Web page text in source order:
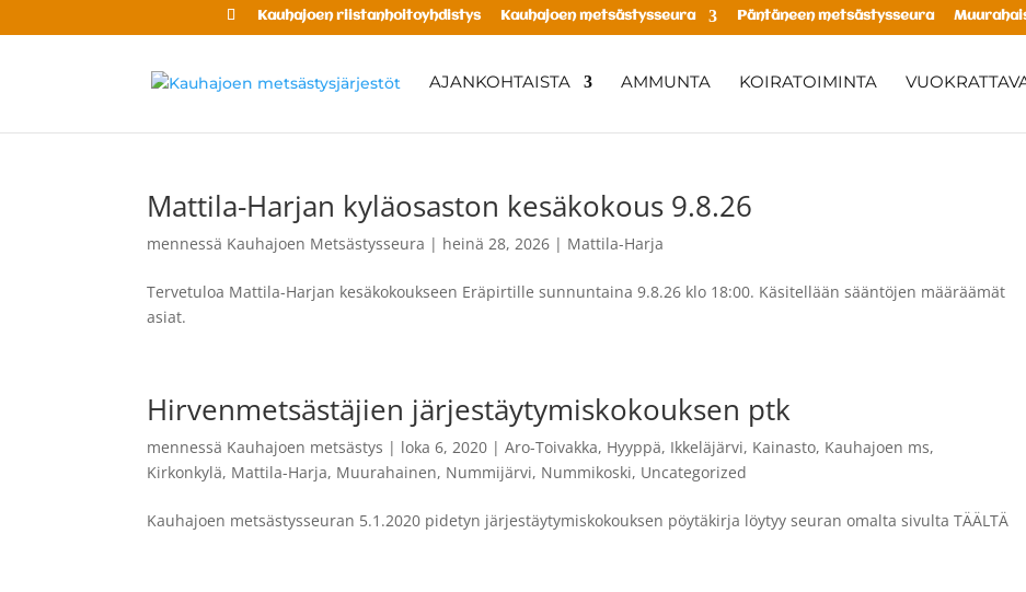
Kauhajoen riistanhoitoyhdistys Kauhajoen metsästysseura Päntäneen metsästysseura
AJANKOHTAISTA AMMUNTA KOIRATOIMINTA
Mattila-Harjan kyläosaston kesäkokous 9.8.26
mennessä Kauhajoen Metsästysseura | heinä 28, 2026 | Mattila-Harja
Tervetuloa Mattila-Harjan kesäkokoukseen Eräpirtille sunnuntaina 9.8.26 klo 18:00. Käsitellään sääntöjen määräämät
asiat.
Hirvenmetsästäjien järjestäytymiskokouksen ptk
mennessä Kauhajoen metsästys | loka 6, 2020 |Aro-Toivakka, Hyyppä, Ikkeläjärvi, Kainasto, Kauhajoen ms,
Kirkonkylä, Mattila-Harja, Muurahainen, Nummijärvi, Nummikoski, Uncategorized
Kauhajoen metsästysseuran 5.1.2020 pidetyn järjestäytymiskokouksen pöytäkirja löytyy seuran omalta sivulta TÄÄLTÄ